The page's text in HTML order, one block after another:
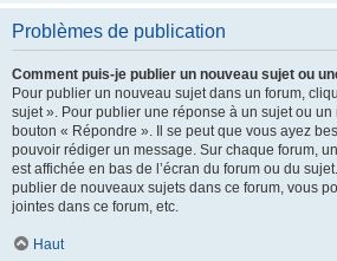
Problèmes de publication
Comment puis-je publier un nouveau sujet ou
Pour publier un nouveau sujet dans un forum,
sujet ». Pour publier une réponse à un sujet ou
bouton « Répondre ». Il se peut que vous ayez
pouvoir rédiger un message. Sur chaque forum,
est affichée en bas de l’écran du forum ou du
publier de nouveaux sujets dans ce forum, vous
jointes dans ce forum, etc.
Haut